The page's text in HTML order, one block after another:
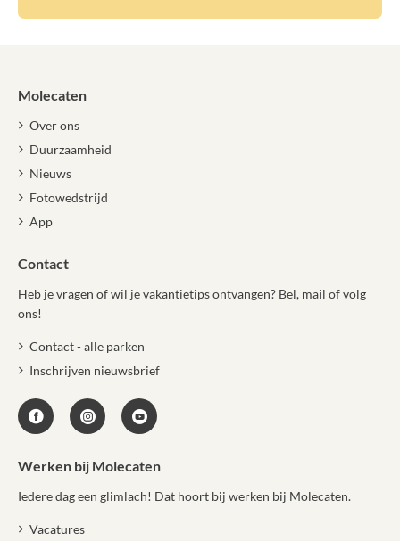
Molecaten
Over ons
Duurzaamheid
Nieuws
Fotowedstrijd
App
Contact
Heb je vragen of wil je vakantietips ontvangen? Bel, mail of volg
ons!
Contact - alle parken
Inschrijven nieuwsbrief
Werken bij Molecaten
Iedere dag een glimlach! Dat hoort bij werken bij Molecaten.
Vacatures